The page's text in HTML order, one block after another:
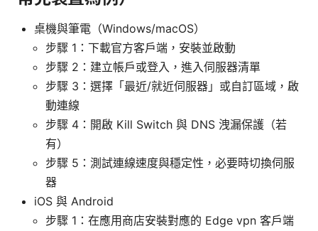
桌機與筆電（Windows/macOS）
步驟 1：下載官方客戶端，安裝並啟動
步驟 2：建立帳戶或登入，進入伺服器清單
步驟 3：選擇「最近/就近伺服器」或自訂區域，啟
動連線
步驟 4：開啟 Kill Switch 與 DNS 洩漏保護（若
有）
步驟 5：測試連線速度與穩定性，必要時切換伺服
器
iOS 與 Android
步驟 1：在應用商店安裝對應的 Edge vpn 客戶端